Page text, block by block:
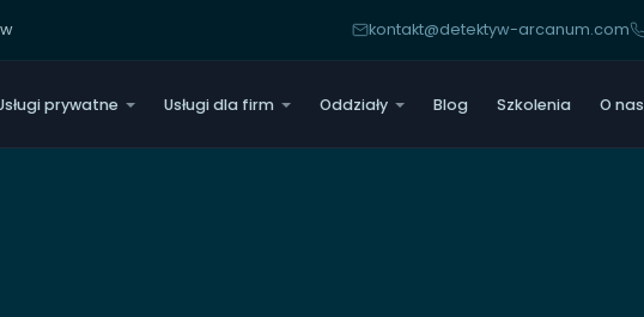
kontakt@detektyw-arcanum.com
prywatne Usługi dla firm Oddziały Blog Szkolenia O nas